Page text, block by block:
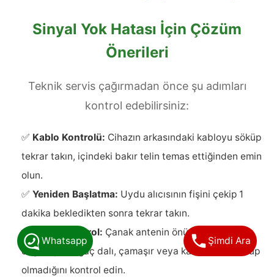
Sinyal Yok Hatası İçin Çözüm
Önerileri
Teknik servis çağırmadan önce şu adımları
kontrol edebilirsiniz:
✅ Kablo Kontrolü: Cihazın arkasındaki kabloyu söküp
tekrar takın, içindeki bakır telin temas ettiğinden emin
olun.
✅ Yeniden Başlatma: Uydu alıcısının fişini çekip 1
dakika bekledikten sonra tekrar takın.
✅Görsel Kontrol: Çanak antenin önünde sinyali
engelleyen ağaç dalı, çamaşır veya kar birikintisi olup
olmadığını kontrol edin.
Şimdi Ara
Whatsapp